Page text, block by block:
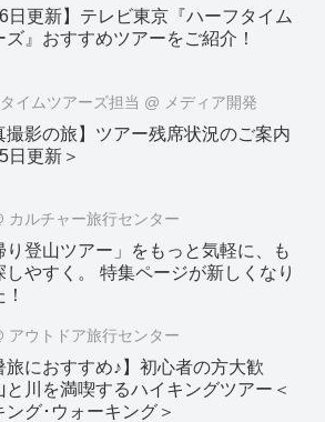
6日更新】テレビ東京『ハーフタイム
ズ』おすすめツアーをご紹介！
イムツアーズ担当 @ メディア開発
撮影の旅】ツアー残席状況のご案内
日更新＞
カルチャー旅行センター
り登山ツアー」をもっと気軽に、も
しやすく。 特集ページが新しくなり
アウトドア旅行センター
旅におすすめ♪】初心者の方大歓
と川を満喫するハイキングツアー＜
ング･ウォーキング＞